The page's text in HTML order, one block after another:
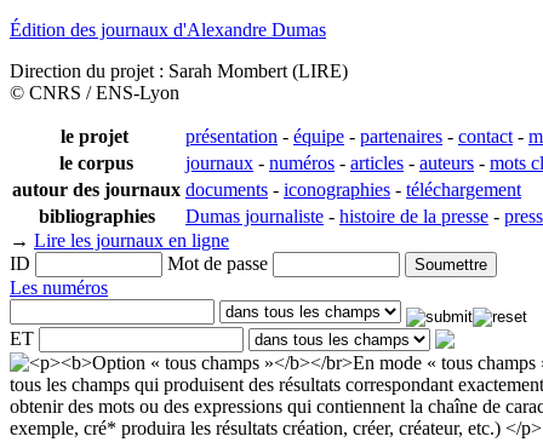
Édition des journaux d'Alexandre Dumas
Direction du projet : Sarah Mombert (LIRE)
© CNRS / ENS-Lyon
le projet présentation - équipe - partenaires - contact -
le corpus
journaux - numéros - articles - auteurs - mots
autour des journaux documents - iconographies - téléchargement
bibliographies
Dumas journaliste - histoire de la presse -
→ Lire les journaux en ligne
ID
Mot de passe
Les numéros
ET